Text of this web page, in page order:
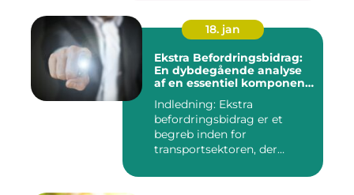
18. jan
Ekstra Befordringsbidrag:
En dybdegående analyse
af en essentiel komponent
Indledning: Ekstra
befordringsbidrag er et
begreb inden for
transportsektoren, der